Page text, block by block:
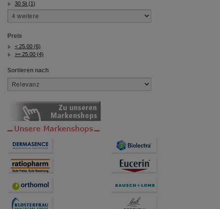
30 St (1)
Preis
< 25.00 (6)
>= 25.00 (4)
Sortieren nach